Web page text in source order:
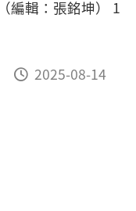
編輯：張銘坤） 1
2025-08-14